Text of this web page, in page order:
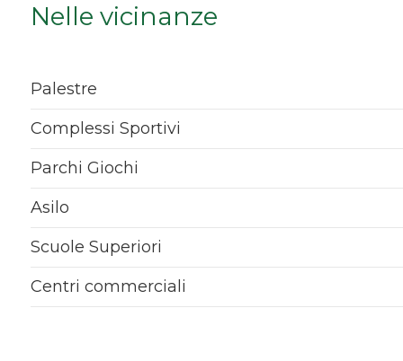
Nelle vicinanze
Palestre
Complessi Sportivi
Parchi Giochi
Asilo
Scuole Superiori
Centri commerciali
2
3
4
5
5+